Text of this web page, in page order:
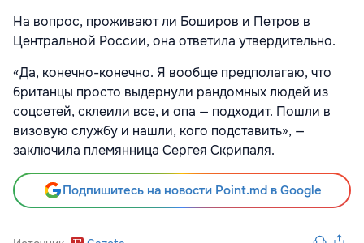
На вопрос, проживают ли Боширов и Петров в
Центральной России, она ответила утвердительно.
«Да, конечно-конечно. Я вообще предполагаю, что
британцы просто выдернули рандомных людей из
соцсетей, склеили все, и опа — подходит. Пошли в
визовую службу и нашли, кого подставить», —
заключила племянница Сергея Скрипаля.
Подпишитесь на новости Point.md в Google